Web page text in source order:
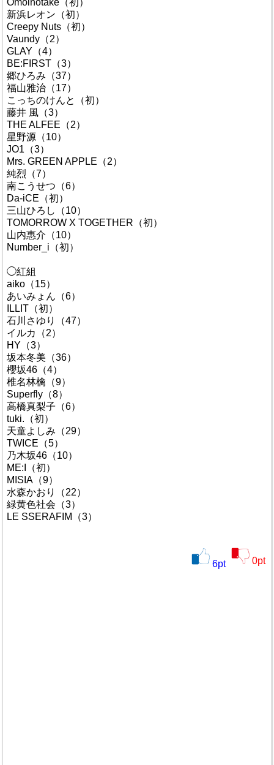
Omoinotake（初）
新浜レオン（初）
Creepy Nuts（初）
Vaundy（2）
GLAY（4）
BE:FIRST（3）
郷ひろみ（37）
福山雅治（17）
こっちのけんと（初）
藤井 風（3）
THE ALFEE（2）
星野源（10）
JO1（3）
Mrs. GREEN APPLE（2）
純烈（7）
南こうせつ（6）
Da-iCE（初）
三山ひろし（10）
TOMORROW X TOGETHER（初）
山内惠介（10）
Number_i（初）
◯紅組
aiko（15）
あいみょん（6）
ILLIT（初）
石川さゆり（47）
イルカ（2）
HY（3）
坂本冬美（36）
櫻坂46（4）
椎名林檎（9）
Superfly（8）
高橋真梨子（6）
tuki.（初）
天童よしみ（29）
TWICE（5）
乃木坂46（10）
ME:I（初）
MISIA（9）
水森かおり（22）
緑黄色社会（3）
LE SSERAFIM（3）
6pt 0pt